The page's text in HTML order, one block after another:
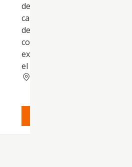
de la constitución,
capital, adquisición de
derechos o participaciones,
compañías nacionales o
extranjeras ya existentes o
el futuro se creen y otros